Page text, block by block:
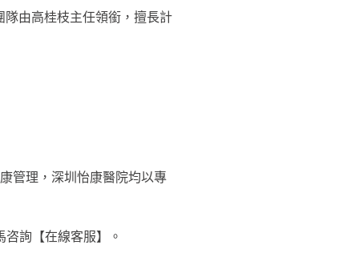
由高桂枝主任領銜，擅長計
管理，深圳怡康醫院均以專
詢【在線客服】。